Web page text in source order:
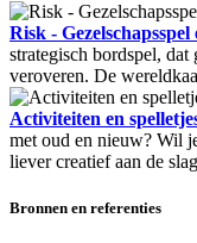
Risk -
strategisch bordspel,
veroveren. De
Activiteiten en
met oud en nieuw? Wil
liever creatief aan de
Bronnen en referenties